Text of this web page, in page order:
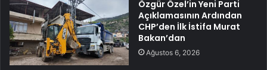
Özgür Özel’in Yeni Parti
Açıklamasının Ardından
CHP’den İlk İstifa Murat
Bakan’dan
Ağustos 6, 2026